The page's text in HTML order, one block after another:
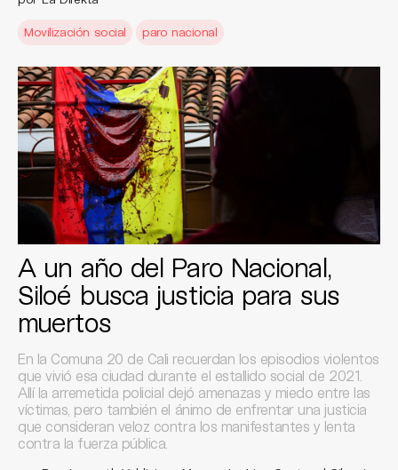
Movilización social paro nacional
A un año del Paro Nacional,
Siloé busca justicia para sus
muertos
En la Comuna 20 de Cali recuerdan los episodios violentos
que vivió esa ciudad durante el estallido social de 2021.
Allí la arremetida policial dejó amenazas y miedo entre las
víctimas, pero también el ánimo de enfrentar una justicia
que consideran veloz contra los manifestantes y lenta
contra la fuerza pública.